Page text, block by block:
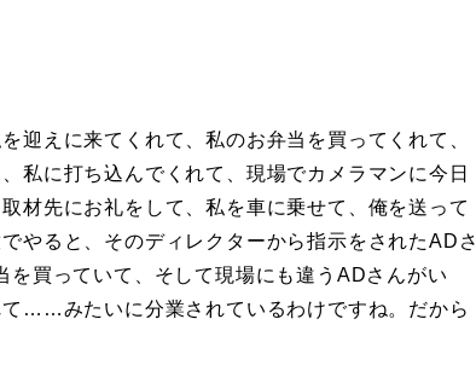
迎えに来てくれて、私のお弁当を買ってくれて、
私に打ち込んでくれて、現場でカメラマンに今日
材先にお礼をして、私を車に乗せて、俺を送って
やると、そのディレクターから指示をされたADさ
買っていて、そして現場にも違うADさんがい
……みたいに分業されているわけですね。だから